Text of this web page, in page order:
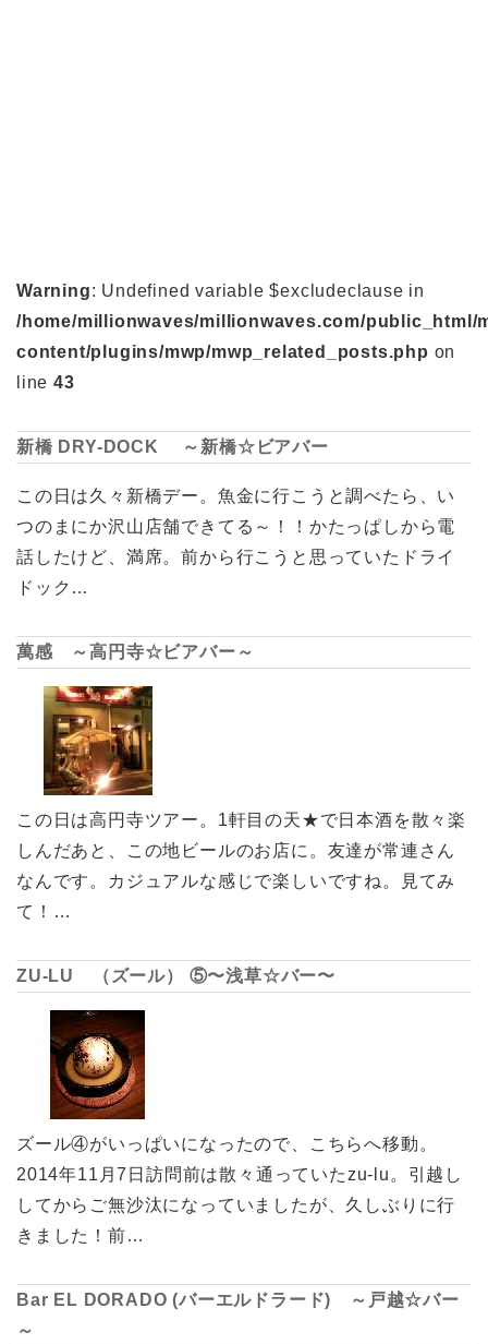
Warning: Undefined variable $excludeclause in
/home/millionwaves/millionwaves.com/public_html/
content/plugins/mwp/mwp_related_posts.php on
line 43
新橋 DRY-DOCK ～新橋☆ビアバー
この日は久々新橋デー。魚金に行こうと調べたら、い
つのまにか沢山店舗できてる～！！かたっぱしから電
話したけど、満席。前から行こうと思っていたドライ
ドック…
萬感 ～高円寺☆ビアバー～
この日は高円寺ツアー。1軒目の天★で日本酒を散々楽
しんだあと、この地ビールのお店に。友達が常連さん
なんです。カジュアルな感じで楽しいですね。見てみ
て！…
ZU-LU （ズール） ⑤〜浅草☆バー〜
ズール④がいっぱいになったので、こちらへ移動。
2014年11月7日訪問前は散々通っていたzu-lu。引越し
してからご無沙汰になっていましたが、久しぶりに行
きました！前…
Bar EL DORADO (バーエルドラード) ～戸越☆バー
～